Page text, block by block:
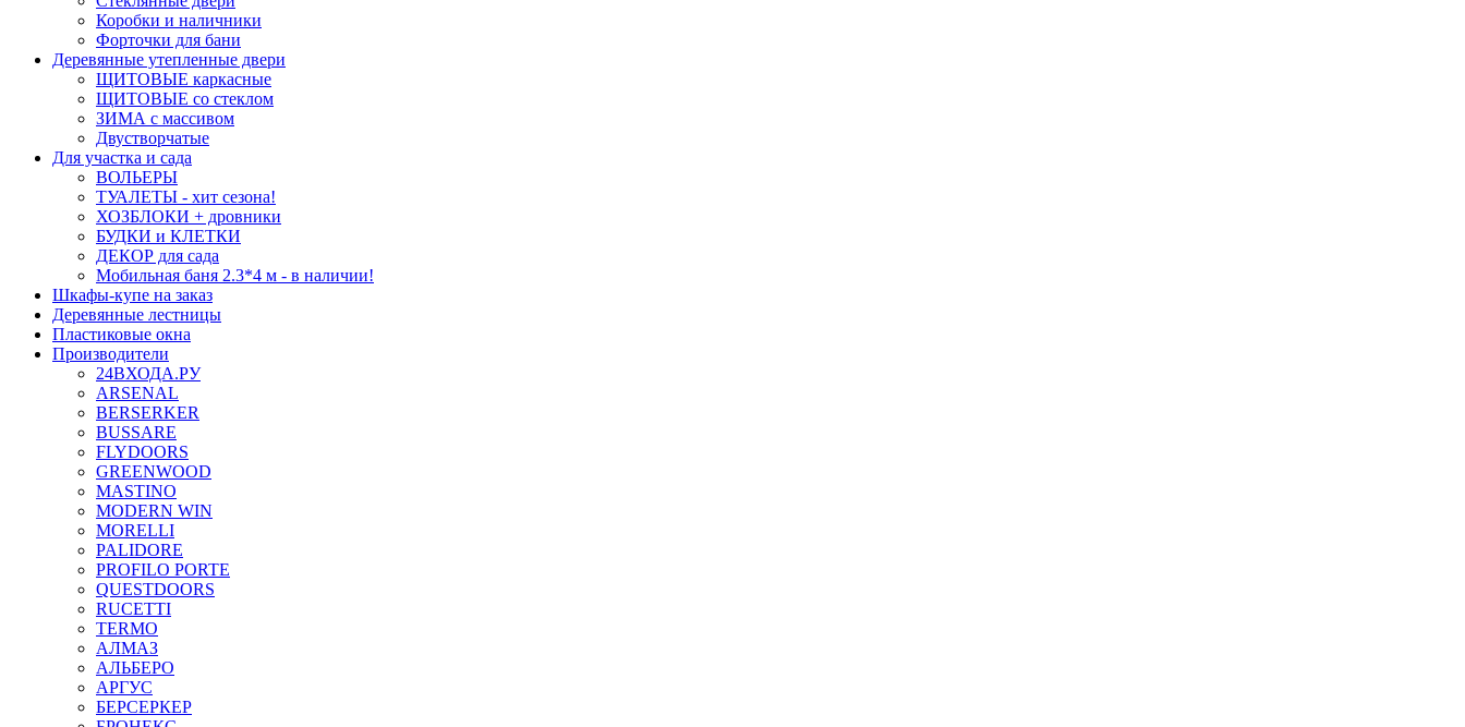
Коробки и наличники
Форточки для бани
Деревянные утепленные двери
ЩИТОВЫЕ каркасные
ЩИТОВЫЕ со стеклом
ЗИМА с массивом
Двустворчатые
Для участка и сада
ВОЛЬЕРЫ
ТУАЛЕТЫ - хит сезона!
ХОЗБЛОКИ + дровники
БУДКИ и КЛЕТКИ
ДЕКОР для сада
Мобильная баня 2.3*4 м - в наличии!
Шкафы-купе на заказ
Деревянные лестницы
Пластиковые окна
Производители
24ВХОДА.РУ
ARSENAL
BERSERKER
BUSSARE
FLYDOORS
GREENWOOD
MASTINO
MODERN WIN
MORELLI
PALIDORE
PROFILO PORTE
QUESTDOORS
RUCETTI
TERMO
АЛМАЗ
АЛЬБЕРО
АРГУС
БЕРСЕРКЕР